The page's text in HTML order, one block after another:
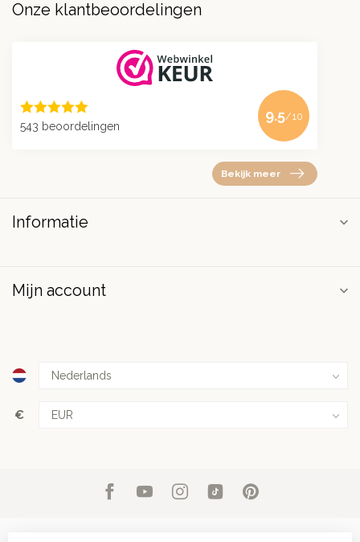
Onze klantbeoordelingen
543 beoordelingen
9.5/10
Bekijk meer
Informatie
Mijn account
€